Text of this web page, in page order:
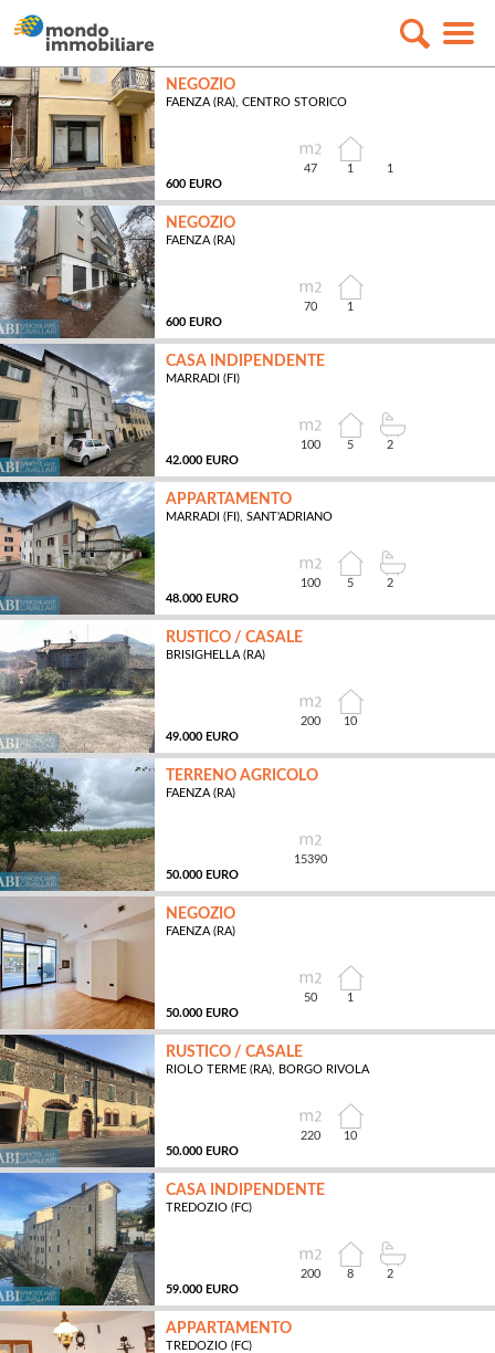
NEGOZIO
FAENZA (RA), CENTRO STORICO
600 EURO
47 1 1
NEGOZIO
FAENZA (RA)
600 EURO
70 1
CASA INDIPENDENTE
MARRADI (FI)
42.000 EURO
100 5 2
APPARTAMENTO
MARRADI (FI), SANT'ADRIANO
48.000 EURO
100 5 2
RUSTICO / CASALE
BRISIGHELLA (RA)
49.000 EURO
200 10
TERRENO AGRICOLO
FAENZA (RA)
50.000 EURO
15390
NEGOZIO
FAENZA (RA)
50.000 EURO
50 1
RUSTICO / CASALE
RIOLO TERME (RA), BORGO RIVOLA
50.000 EURO
220 10
CASA INDIPENDENTE
TREDOZIO (FC)
59.000 EURO
200 8 2
APPARTAMENTO
TREDOZIO (FC)